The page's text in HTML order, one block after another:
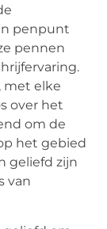
penpunt
pennen
met elke
over het
om de
het gebied
geliefd zijn
van